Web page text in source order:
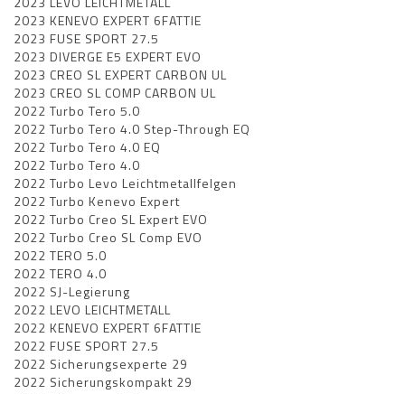
2023 KENEVO EXPERT 6FATTIE
2023 FUSE SPORT 27.5
2023 DIVERGE E5 EXPERT EVO
2023 CREO SL EXPERT CARBON UL
2023 CREO SL COMP CARBON UL
2022 Turbo Tero 5.0
2022 Turbo Tero 4.0 Step-Through EQ
2022 Turbo Tero 4.0 EQ
2022 Turbo Tero 4.0
2022 Turbo Levo Leichtmetallfelgen
2022 Turbo Kenevo Expert
2022 Turbo Creo SL Expert EVO
2022 Turbo Creo SL Comp EVO
2022 TERO 5.0
2022 TERO 4.0
2022 SJ-Legierung
2022 LEVO LEICHTMETALL
2022 KENEVO EXPERT 6FATTIE
2022 FUSE SPORT 27.5
2022 Sicherungsexperte 29
2022 Sicherungskompakt 29